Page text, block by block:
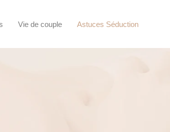
Vie de couple Astuces Séduction